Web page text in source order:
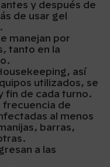
y después de
de usar gel
manejan por
tanto en la
así
utilizados, se
fin de cada turno.
frecuencia de
al menos
barras,
a las